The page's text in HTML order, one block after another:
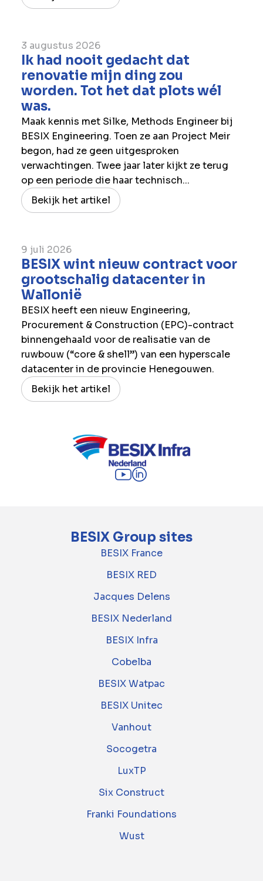
3 augustus 2026
Ik had nooit gedacht dat
renovatie mijn ding zou
worden. Tot het dat plots wél
was.
Maak kennis met Silke, Methods Engineer bij
BESIX Engineering. Toen ze aan Project Meir
begon, had ze geen uitgesproken
verwachtingen. Twee jaar later kijkt ze terug
op een periode die haar technisch...
Bekijk het artikel
9 juli 2026
BESIX wint nieuw contract voor
grootschalig datacenter in
Wallonië
BESIX heeft een nieuw Engineering,
Procurement & Construction (EPC)-contract
binnengehaald voor de realisatie van de
ruwbouw (“core & shell”) van een hyperscale
datacenter in de provincie Henegouwen.
Bekijk het artikel
BESIX Group sites
BESIX France
BESIX RED
Jacques Delens
BESIX Nederland
BESIX Infra
Cobelba
BESIX Watpac
BESIX Unitec
Vanhout
Socogetra
LuxTP
Six Construct
Franki Foundations
Wust